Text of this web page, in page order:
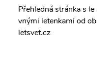
Přehledná stránka s le
vnými letenkami od ob
letsvet.cz